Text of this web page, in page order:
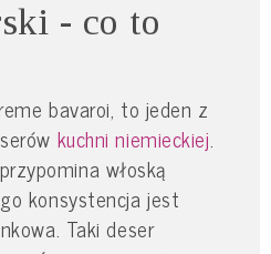
- co to
bavaroi, to jeden z
kuchni niemieckiej.
włoską
konsystencja jest
Taki deser